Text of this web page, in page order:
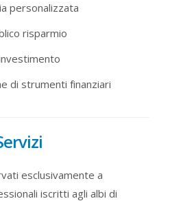
personalizzata
risparmio
di strumenti finanziari
esclusivamente a
iscritti agli albi di